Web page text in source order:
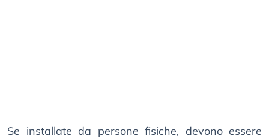
Se installate da persone fisiche, devono essere